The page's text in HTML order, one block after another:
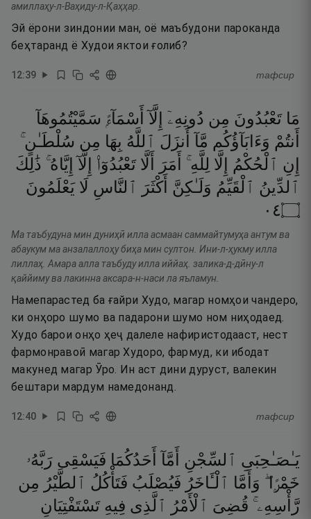
амиллаҳу-л-Ваҳиду-л-Қаҳҳар.
Эй ёрони зиндонии ман, оё маъбудони пароканда
беҳтаранд ё Худои яктои ғолиб?
12:39 тафсир
مَا تَعْبُدُونَ مِن دُونِهِۦٓ إِلَّآ أَسْمَآءًۭ سَمَّيْتُمُوهَآ
أَنتُمْ وَءَابَآؤُكُم مَّآ أَنزَلَ ٱللَّهُ بِهَا مِن سُلْطَـٰنٍ ۚ
إِنِ ٱلْحُكْمُ إِلَّا لِلَّهِ ۚ أَمَرَ أَلَّا تَعْبُدُوٓا۟ إِلَّآ إِيَّاهُ ۚ ذَٰلِكَ
ٱلدِّينُ ٱلْقَيِّمُ وَلَـٰكِنَّ أَكْثَرَ ٱلنَّاسِ لَا يَعْلَمُونَ
۝٤٠
Ма таъбудуна мин дуниҳӣ илла асмаан саммайтумуҳа антум ва
абаукум ма анзалаллоҳу биҳа мин султон. Ини-л-ҳукму илла
лиллаҳ. Амара алла таъбуду илла иййаҳ. залика-д-дӣну-л
қаййиму ва лакинна аксара-н-наси ла яъламун.
Намепарастед ба ғайри Худо, магар номҳои чандеро,
ки онҳоро шумо ва падарони шумо ном ниҳодаед.
Худо барои онҳо ҳеҷ далеле нафиристодааст, нест
фармонравоӣ магар Худоро, фармуд, ки ибодат
макунед магар Ӯро. Ин аст дини дуруст, валекин
бештари мардум намедонанд.
12:40 тафсир
يَـٰصَـٰحِبَىِ ٱلسِّجْنِ أَمَّآ أَحَدُكُمَا فَيَسْقِى رَبَّهُۥ
خَمْرًۭا ۖ وَأَمَّا ٱلْـَٔاخَرُ فَيُصْلَبُ فَتَأْكُلُ ٱلطَّيْرُ مِن
رَّأْسِهِۦ ۚ قُضِىَ ٱلْأَمْرُ ٱلَّذِى فِيهِ تَسْتَفْتِيَانِ